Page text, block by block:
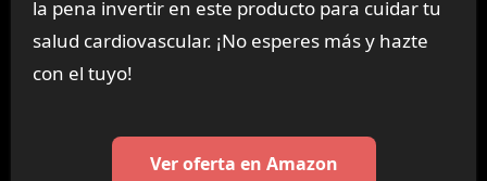
la pena invertir en este producto para cuidar tu
salud cardiovascular. ¡No esperes más y hazte
con el tuyo!
Ver oferta en Amazon